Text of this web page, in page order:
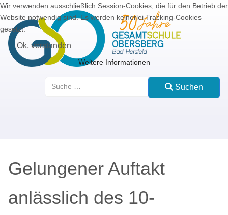
Suchen
Mobile Menu Toggle
Gelungener Auftakt
anlässlich des 10-
Wir verwenden ausschließlich Session-Cookies, die für den Betrieb der
Website notwendig sind. Es werden keinerlei Tracking-Cookies
gesetzt.
Ok, verstanden
Weitere Informationen